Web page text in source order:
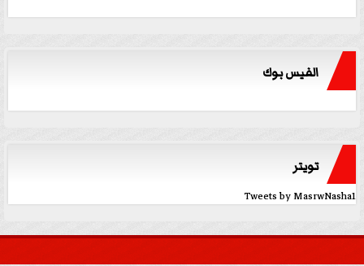
الفيس بوك
تويتر
Tweets by MasrwNasha1